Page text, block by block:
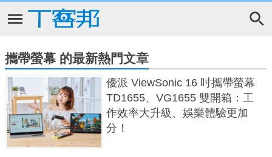
攜帶螢幕 的最新熱門文章
優派 ViewSonic 16 吋攜帶螢幕
TD1655、VG1655 雙開箱：工
作效率大升級、娛樂體驗更加
分！